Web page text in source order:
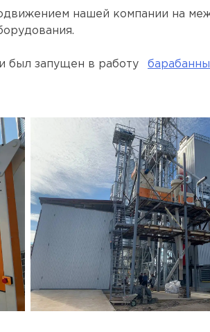
нашей компании на
был запущен в работу